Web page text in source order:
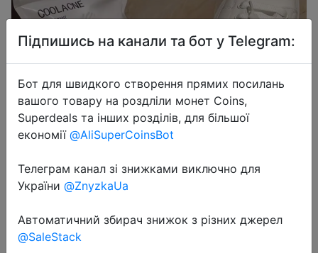
10 шт., дезодорирующие шарики
для обуви
Підпишись на канали та бот у Telegram:
Бот для швидкого створення прямих посилань
вашого товару на роздліли монет Coins,
Superdeals та інших розділів, для більшої
економії @AliSuperCoinsBot
Телеграм канал зі знижками виключно для
України @ZnyzkaUa
Автоматичний збирач знижок з різних джерел
@SaleStack